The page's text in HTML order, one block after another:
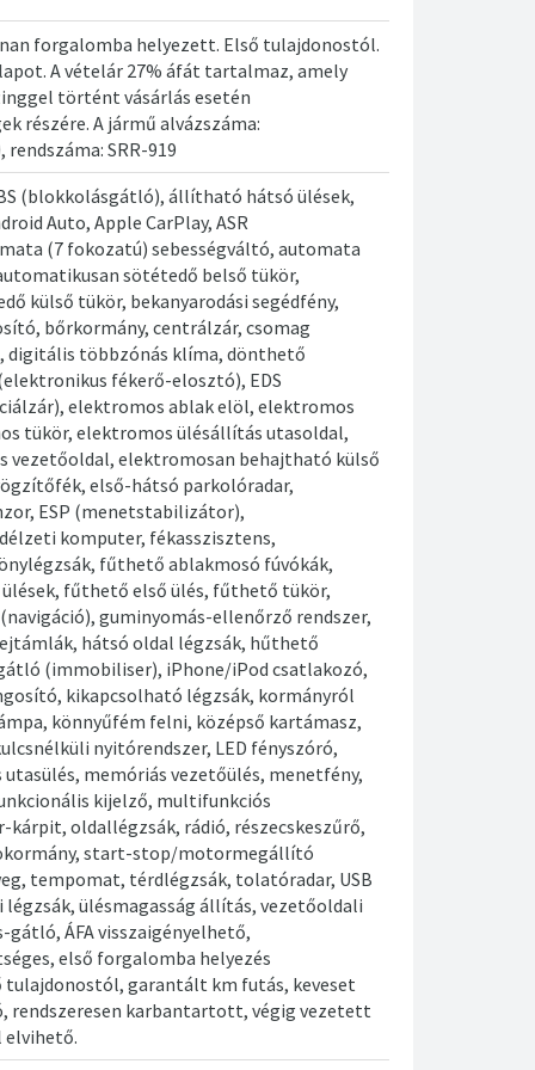
forgalomba helyezett. Első tulajdonostól.
A vételár 27% áfát tartalmaz, amely
történt vásárlás esetén
részére. A jármű alvázszáma:
rendszáma: SRR-919
(blokkolásgátló), állítható hátsó ülések,
Auto, Apple CarPlay, ASR
(7 fokozatú) sebességváltó, automata
sötétedő belső tükör,
külső tükör, bekanyarodási segédfény,
bőrkormány, centrálzár, csomag
digitális többzónás klíma, dönthető
fékerő-elosztó), EDS
elektromos ablak elöl, elektromos
tükör, elektromos ülésállítás utasoldal,
vezetőoldal, elektromosan behajtható külső
első-hátsó parkolóradar,
ESP (menetstabilizátor),
komputer, fékasszisztens,
fűthető ablakmosó fúvókák,
fűthető első ülés, fűthető tükör,
guminyomás-ellenőrző rendszer,
hátsó oldal légzsák, hűthető
(immobiliser), iPhone/iPod csatlakozó,
kikapcsolható légzsák, kormányról
könnyűfém felni, középső kartámasz,
nyitórendszer, LED fényszóró,
memóriás vezetőülés, menetfény,
kijelző, multifunkciós
kárpit, oldallégzsák, rádió, részecskeszűrő,
start-stop/motormegállító
tempomat, térdlégzsák, tolatóradar, USB
ülésmagasság állítás, vezetőoldali
gátló, ÁFA visszaigényelhető,
első forgalomba helyezés
tulajdonostól, garantált km futás, keveset
rendszeresen karbantartott, végig vezetett
elvihető.